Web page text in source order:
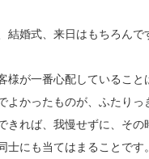
結婚式、来日はもちろんで
様が一番心配しているこ
よかったものが、ふたり
きれば、我慢せずに、そ
士にも当てはまることです。